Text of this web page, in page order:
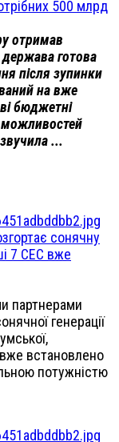
500 млрд
отримав
готова
після зупинки
на вже
бюджетні
...
сонячну
7 СЕС вже
партнерами
генерації
вже встановлено
потужністю